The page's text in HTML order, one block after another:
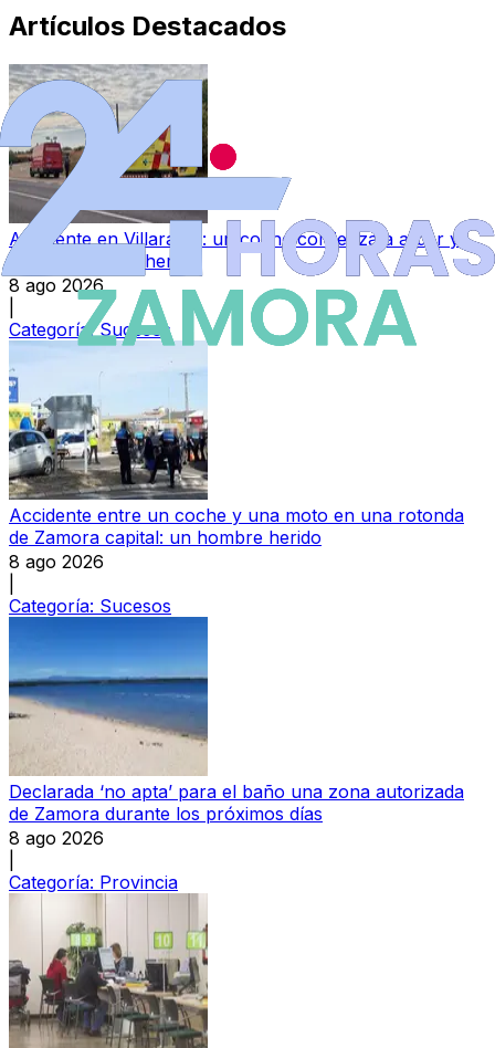
Artículos Destacados
Accidente en Villaralbo: un coche comienza a arder y
hay un hombre herido
8 ago 2026
Categoría:Sucesos
Accidente entre un coche y una moto en una rotonda
de Zamora capital: un hombre herido
8 ago 2026
Categoría: Sucesos
Declarada ‘no apta’ para el baño una zona autorizada
de Zamora durante los próximos días
8 ago 2026
Categoría: Provincia